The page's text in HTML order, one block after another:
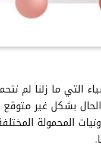
ما زلنا لم
بشكل غير متوقع
المحمولة